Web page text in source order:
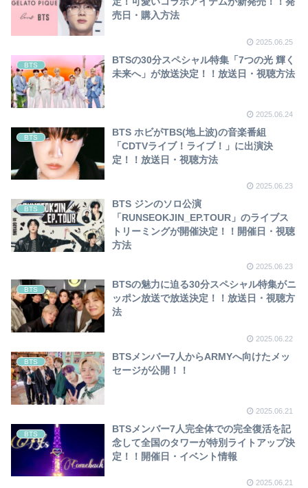
売日・購入方法
2025.06.25
BTS
BTSの30分スペシャル特集「7つの光 輝く
未来へ」が放送決定！！放送日・視聴方法
2025.06.24
BTS
BTS ホビがTBS(地上波)の音楽番組
「CDTVライブ！ライブ！」に出演決
定！！放送日・視聴方法
2025.06.23
BTS
BTS ジンのソロ公演
「RUNSEOKJIN_EP.TOUR」のライブス
トリーミングが開催決定！！開催日・視聴
方法
2025.06.23
BTS
BTSの魅力に迫る30分スペシャル特集がニ
ッポン放送で放送決定！！放送日・視聴方
法
2025.06.22
BTS
BTSメンバー7人からARMYへ向けたメッ
セージが公開！！
2025.06.21
BTS
BTSメンバー7人完全体での完全復活を記
念して全国のタワーが特別ライトアップ決
定！！開催日・イベント情報
2025.06.21